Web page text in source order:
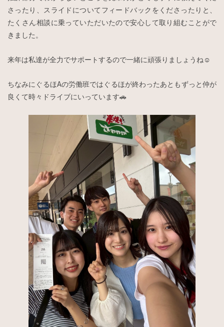
さったり、スライドについてフィードバックをくださったりと、
たくさん相談に乗っていただいたので安心して取り組むことがで
きました。
来年は私達が全力でサポートするので一緒に頑張りましょうね☺️
ちなみにぐるほAの労働班ではぐるほが終わったあともずっと仲が
良くて時々ドライブにいっています🚗